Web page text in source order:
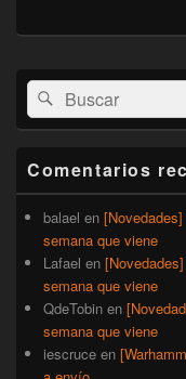
El
área
de
widget
lateral
primaria
Buscar
por:
Buscar
Comentarios
balael en
semana que viene
Lafael en
semana que viene
QdeTobin en
semana que viene
iescruce en